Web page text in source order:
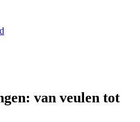
van veulen tot